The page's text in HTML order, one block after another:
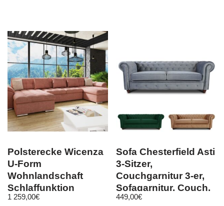
Polsterecke Wicenza
U-Form
Wohnlandschaft
Schlaffunktion
Ecksofa Eckcouch
1 259,00€
Sofa Chesterfield Asti
3-Sitzer,
Couchgarnitur 3-er,
Sofagarnitur, Couch,
Velours
449,00€